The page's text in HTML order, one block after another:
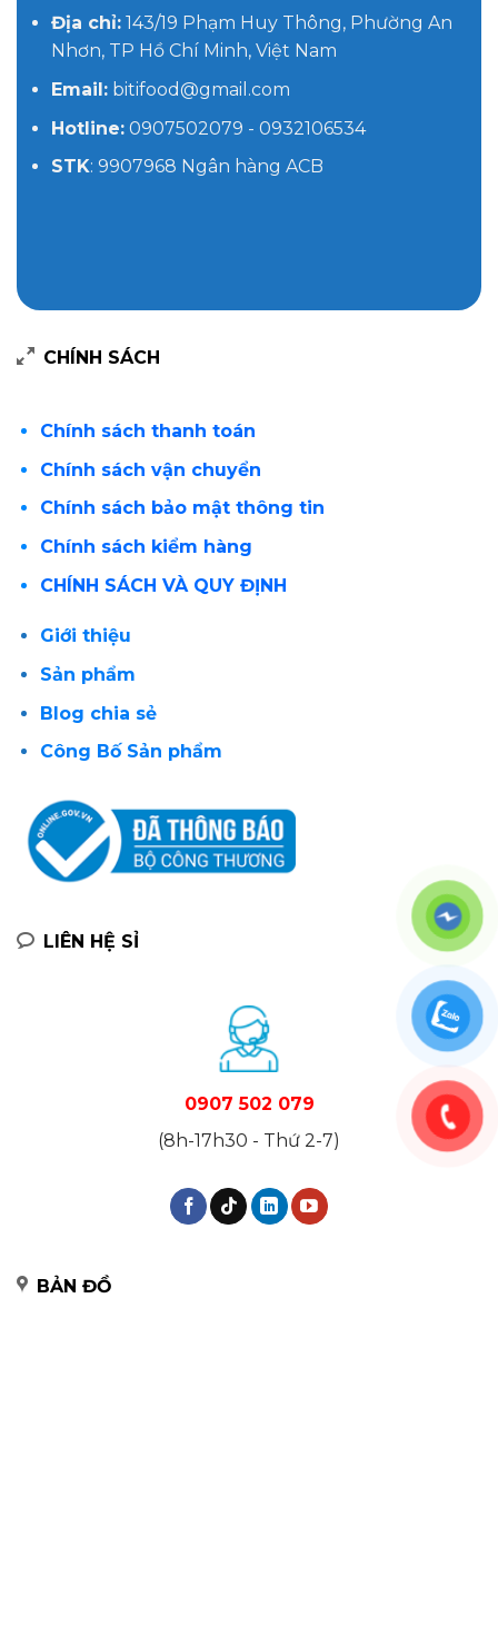
Địa chỉ:143/19 Phạm Huy Thông, Phường An
Nhơn, TP Hồ Chí Minh, Việt Nam
Email:bitifood@gmail.com
Hotline:0907502079 - 0932106534
STK: 9907968 Ngân hàng ACB
CHÍNH SÁCH
Chính sách thanh toán
Chính sách vận chuyển
Chính sách bảo mật thông tin
Chính sách kiểm hàng
CHÍNH SÁCH VÀ QUY ĐỊNH
Giới thiệu
Sản phẩm
Blog chia sẻ
Công Bố Sản phẩm
LIÊN HỆ SỈ
0907 502 079
(8h-17h30 - Thứ 2-7)
BẢN ĐỒ